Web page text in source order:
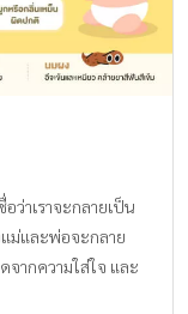
ด้บ้าง เลือกธนาคาร
ยะยาว มาตรฐานการ
การวางแผน
แต่แรกเกิด สเต็ม
คลอด เซลล์เหล่านี้มี
พัฒนาไปเป็นเซลล์
ขาว และ เกล็ด
ว่าเราจะกลายเป็น
ม่และพ่อจะกลาย
ากความใส่ใจ และ